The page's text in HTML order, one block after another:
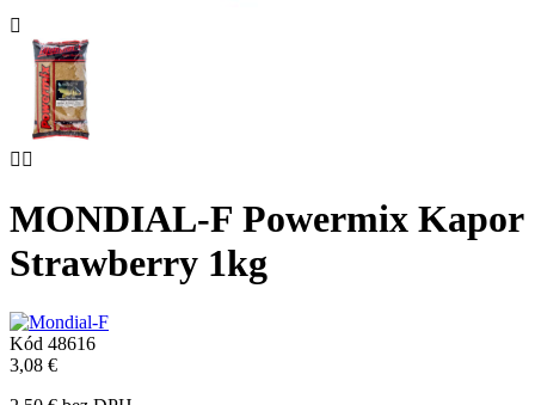

 
MONDIAL-F Powermix Kapor
Strawberry 1kg
Kód 48616
3,08 €